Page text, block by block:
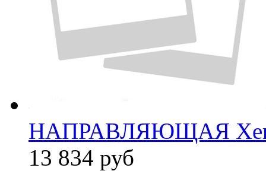
НАПРАВЛЯЮЩАЯ
13 834 руб